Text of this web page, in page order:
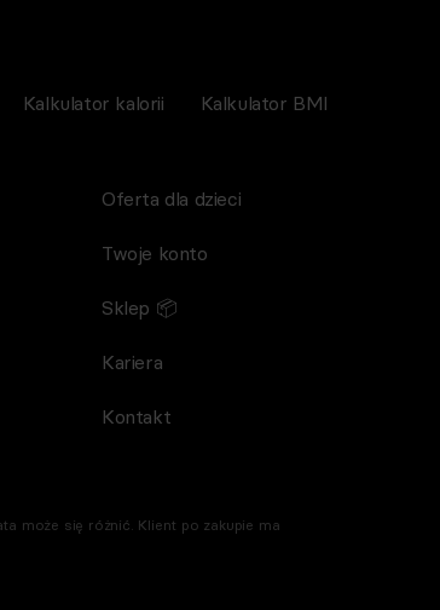
Kalkulator kalorii Kalkulator BMI
Oferta dla dzieci
Twoje konto
Sklep 📦
Kariera
Kontakt
może się różnić. Klient po zakupie ma